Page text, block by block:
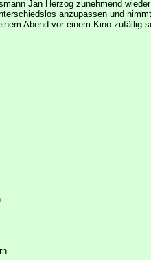
Jan Herzog zunehmend
anzupassen und
Abend vor einem Kino zufällig